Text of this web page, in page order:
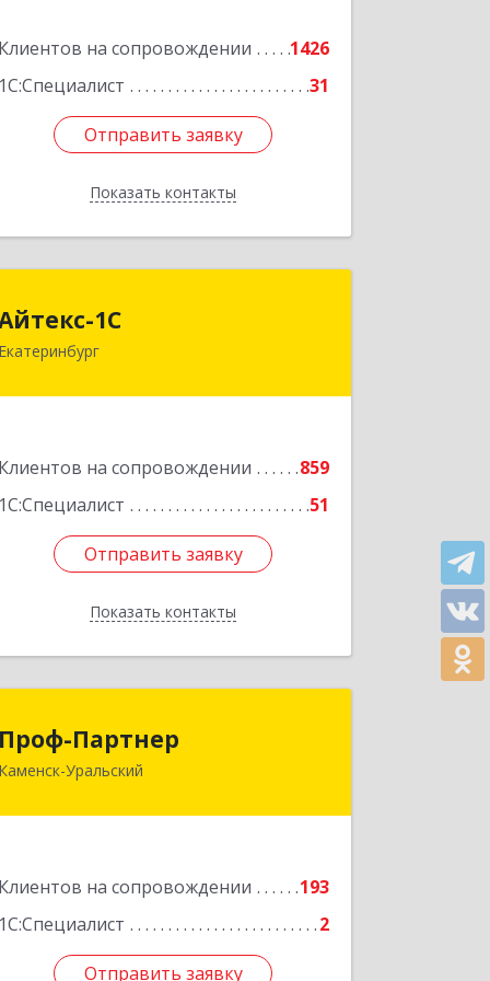
Клиентов на сопровождении
1426
1С:Специалист
31
Отправить заявку
Показать контакты
Подробнее
Отправить заявку
Назад
1С
Екатеринбург
Клиентов на сопровождении
859
1С:Специалист
51
Отправить заявку
Показать контакты
Подробнее
Отправить заявку
Назад
Проф-Партнер
Каменск-Уральский
Клиентов на сопровождении
193
1С:Специалист
2
Отправить заявку
623406, Свердловская обл, Каменск-
Подробнее
Отправить заявку